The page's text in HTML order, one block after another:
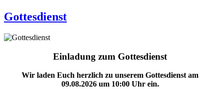
Gottesdienst
Einladung zum Gottesdienst
Wir laden Euch herzlich zu unserem Gottesdienst am
09.08.2026 um 10:00 Uhr ein.